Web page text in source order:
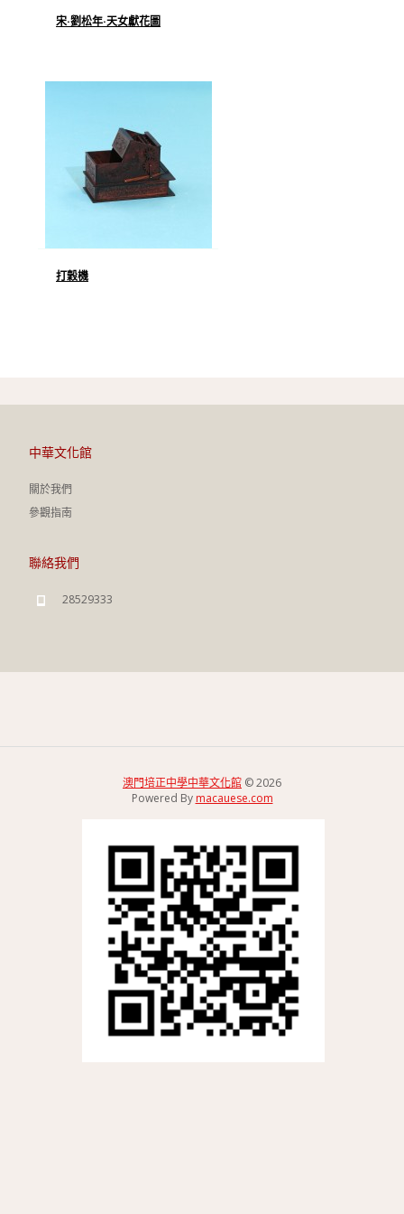
宋·劉松年·天女獻花圖
打穀機
中華文化館
關於我們
參觀指南
聯絡我們
28529333
澳門培正中學中華文化館 © 2026
Powered By macauese.com